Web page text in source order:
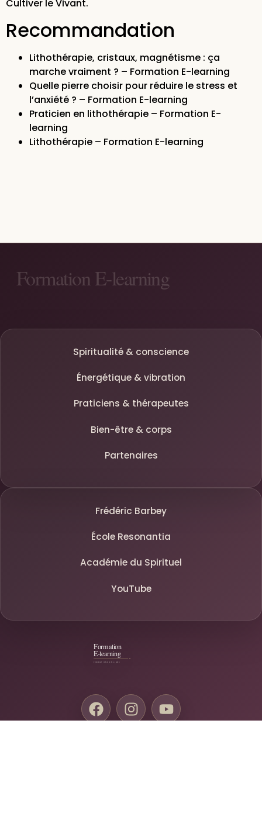
Cultiver le Vivant.
Recommandation
Lithothérapie, cristaux, magnétisme : ça
marche vraiment ? – Formation E-learning
Quelle pierre choisir pour réduire le stress et
l’anxiété ? – Formation E-learning
Praticien en lithothérapie – Formation E-
learning
Lithothérapie – Formation E-learning
Spiritualité & conscience
Énergétique & vibration
Praticiens & thérapeutes
Bien-être & corps
Partenaires
Frédéric Barbey
École Resonantia
Académie du Spirituel
YouTube